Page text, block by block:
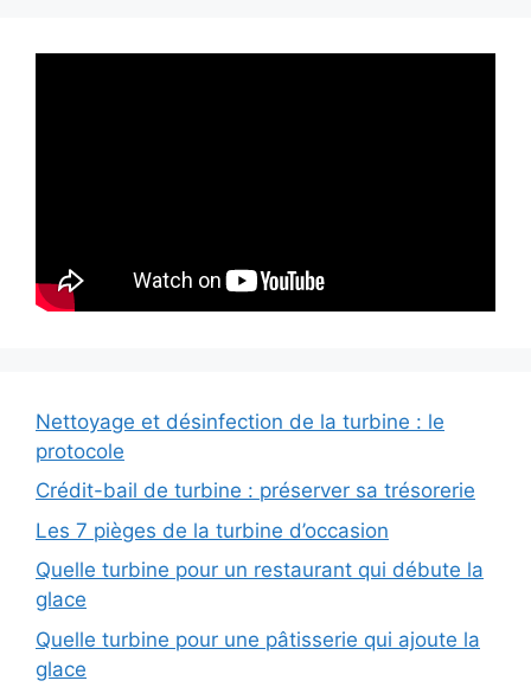
Nettoyage et désinfection de la turbine : le
protocole
Crédit-bail de turbine : préserver sa trésorerie
Les 7 pièges de la turbine d’occasion
Quelle turbine pour un restaurant qui débute la
glace
Quelle turbine pour une pâtisserie qui ajoute la
glace